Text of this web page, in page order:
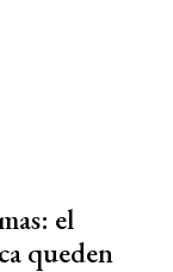
el
queden